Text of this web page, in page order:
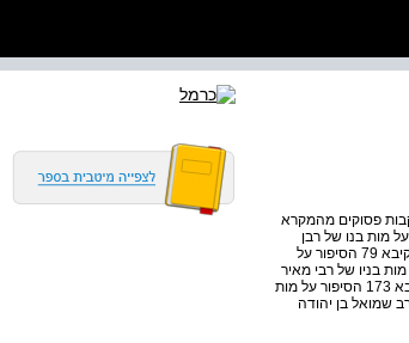
בעקבות פסוקים מהמקרא
על מות בנו של רבן
יוחנן בן זכאי 33 הסיפור על מחלתו של רבי אליעזר 61 הסיפור על מחלת שמעון בנו של רבי עקיבא 79 הסיפור על
על מות בניו של רבי ישמעאל 120 הסיפור על מות בניו של רבי מאיר
142 חלק ג' ארבעה סיפורי שכול בעולמם של אמוראים הסיפור על מות בנו של רב חייא בר אבא 173 הסיפור על מות
הסיפור על מות בתו של רב שמואל בן יהודה